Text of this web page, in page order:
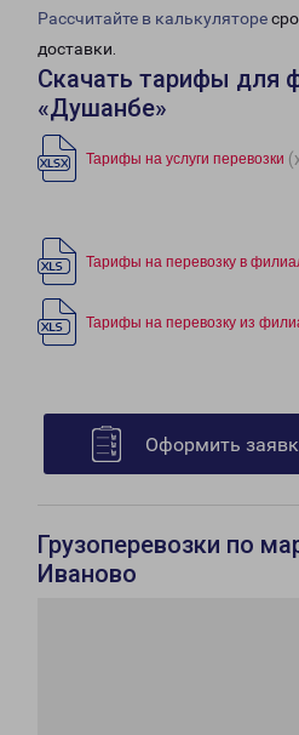
Рассчитайте в калькуляторе
доставки.
Скачать тарифы для
«Душанбе»
Тарифы на услуги перевозки
Тарифы на перевозку в
Тарифы на перевозку из
Оформить
Грузоперевозки по
Иваново